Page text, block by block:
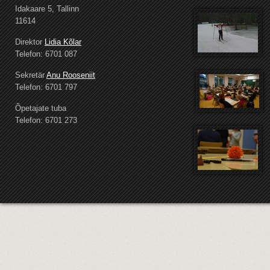
Idakaare 5, Tallinn
11614
DirektorLidia Kõlar
Telefon: 6701 087
SekretärAnu Rooseniit
Telefon: 6701 797
Õpetajate tuba
Telefon: 6701 273